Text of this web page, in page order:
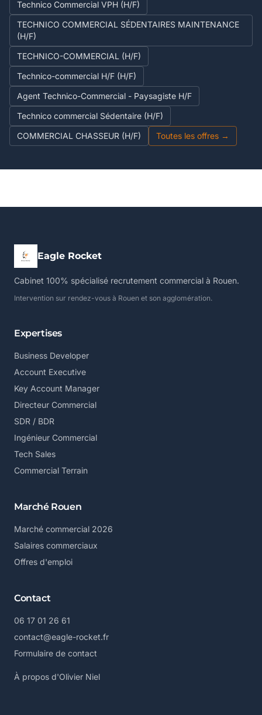
Technico Commercial VPH (H/F)
TECHNICO COMMERCIAL SÉDENTAIRES MAINTENANCE
(H/F)
TECHNICO-COMMERCIAL (H/F)
Technico-commercial H/F (H/F)
Agent Technico-Commercial - Paysagiste H/F
Technico commercial Sédentaire (H/F)
COMMERCIAL CHASSEUR (H/F)
Toutes les offres →
Eagle Rocket
Cabinet 100% spécialisé recrutement commercial à Rouen.
Intervention sur rendez-vous à Rouen et son agglomération.
Expertises
Business Developer
Account Executive
Key Account Manager
Directeur Commercial
SDR / BDR
Ingénieur Commercial
Tech Sales
Commercial Terrain
Marché Rouen
Marché commercial 2026
Salaires commerciaux
Offres d'emploi
Contact
06 17 01 26 61
contact@eagle-rocket.fr
Formulaire de contact
À propos d'Olivier Niel